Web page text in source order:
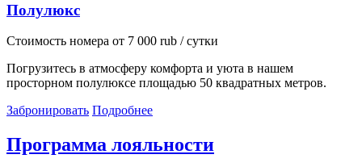
Полулюкс
Стоимость номера от 7 000 rub / сутки
Погрузитесь в атмосферу комфорта и уюта в нашем
просторном полулюксе площадью 50 квадратных метров.
Забронировать Подробнее
Программа лояльности